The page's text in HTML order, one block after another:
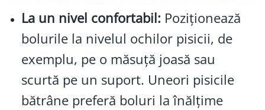
La un nivel confortabil: Poziționează
bolurile la nivelul ochilor pisicii, de
exemplu, pe o măsuță joasă sau
scurtă pe un suport. Uneori pisicile
bătrâne preferă boluri la înălțime